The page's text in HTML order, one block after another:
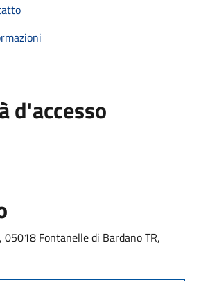
d'accesso
05018 Fontanelle di Bardano TR,